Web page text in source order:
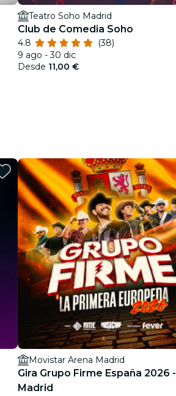
Teatro Soho Madrid
Club de Comedia Soho
4.8
(38)
9 ago - 30 dic
Desde 11,00 €
Movistar Arena Madrid
Gira Grupo Firme España 2026 -
Madrid